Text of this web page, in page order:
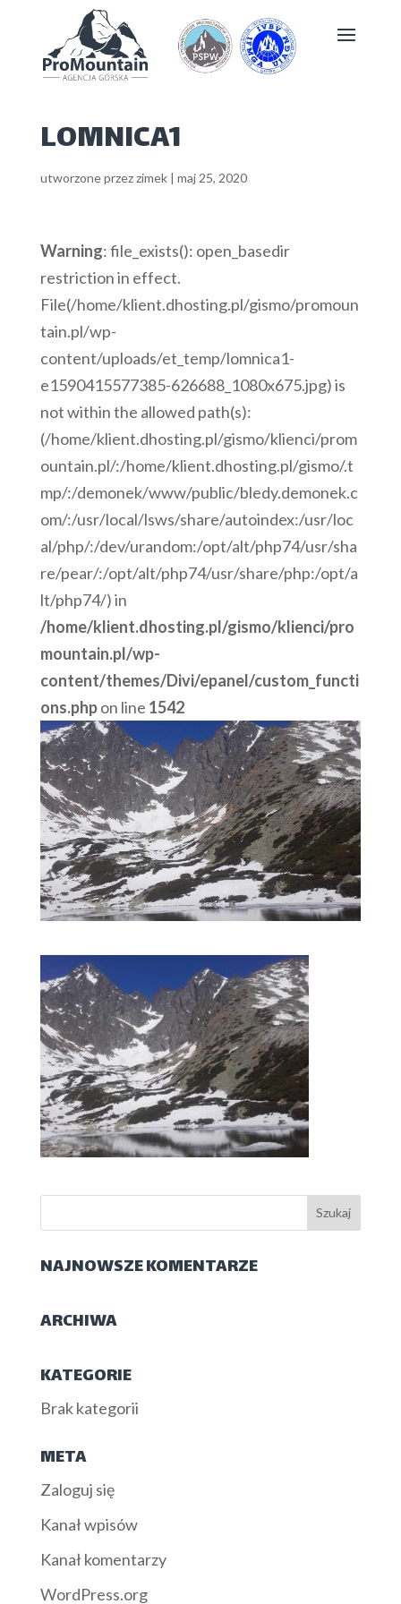
LOMNICA1
utworzone przezzimek| maj 25, 2020
Warning: file_exists(): open_basedir
restriction in effect.
File(/home/klient.dhosting.pl/gismo/promoun
tain.pl/wp-
content/uploads/et_temp/lomnica1-
e1590415577385-626688_1080x675.jpg) is
not within the allowed path(s):
(/home/klient.dhosting.pl/gismo/klienci/prom
ountain.pl/:/home/klient.dhosting.pl/gismo/.t
mp/:/demonek/www/public/bledy.demonek.c
om/:/usr/local/lsws/share/autoindex:/usr/loc
al/php/:/dev/urandom:/opt/alt/php74/usr/sha
re/pear/:/opt/alt/php74/usr/share/php:/opt/a
lt/php74/) in
/home/klient.dhosting.pl/gismo/klienci/pro
mountain.pl/wp-
content/themes/Divi/epanel/custom_functi
ons.phpon line 1542
NAJNOWSZE KOMENTARZE
ARCHIWA
KATEGORIE
Brak kategorii
META
Zaloguj się
Kanał wpisów
Kanał komentarzy
WordPress.org